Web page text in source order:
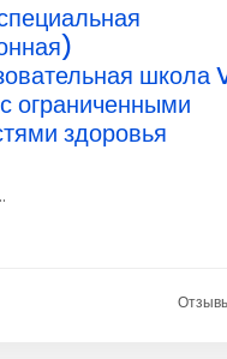
школа
ограниченными
здоровья